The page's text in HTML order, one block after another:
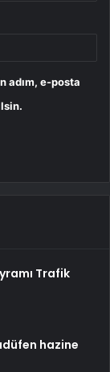
adım, e-posta
Trafik
hazine